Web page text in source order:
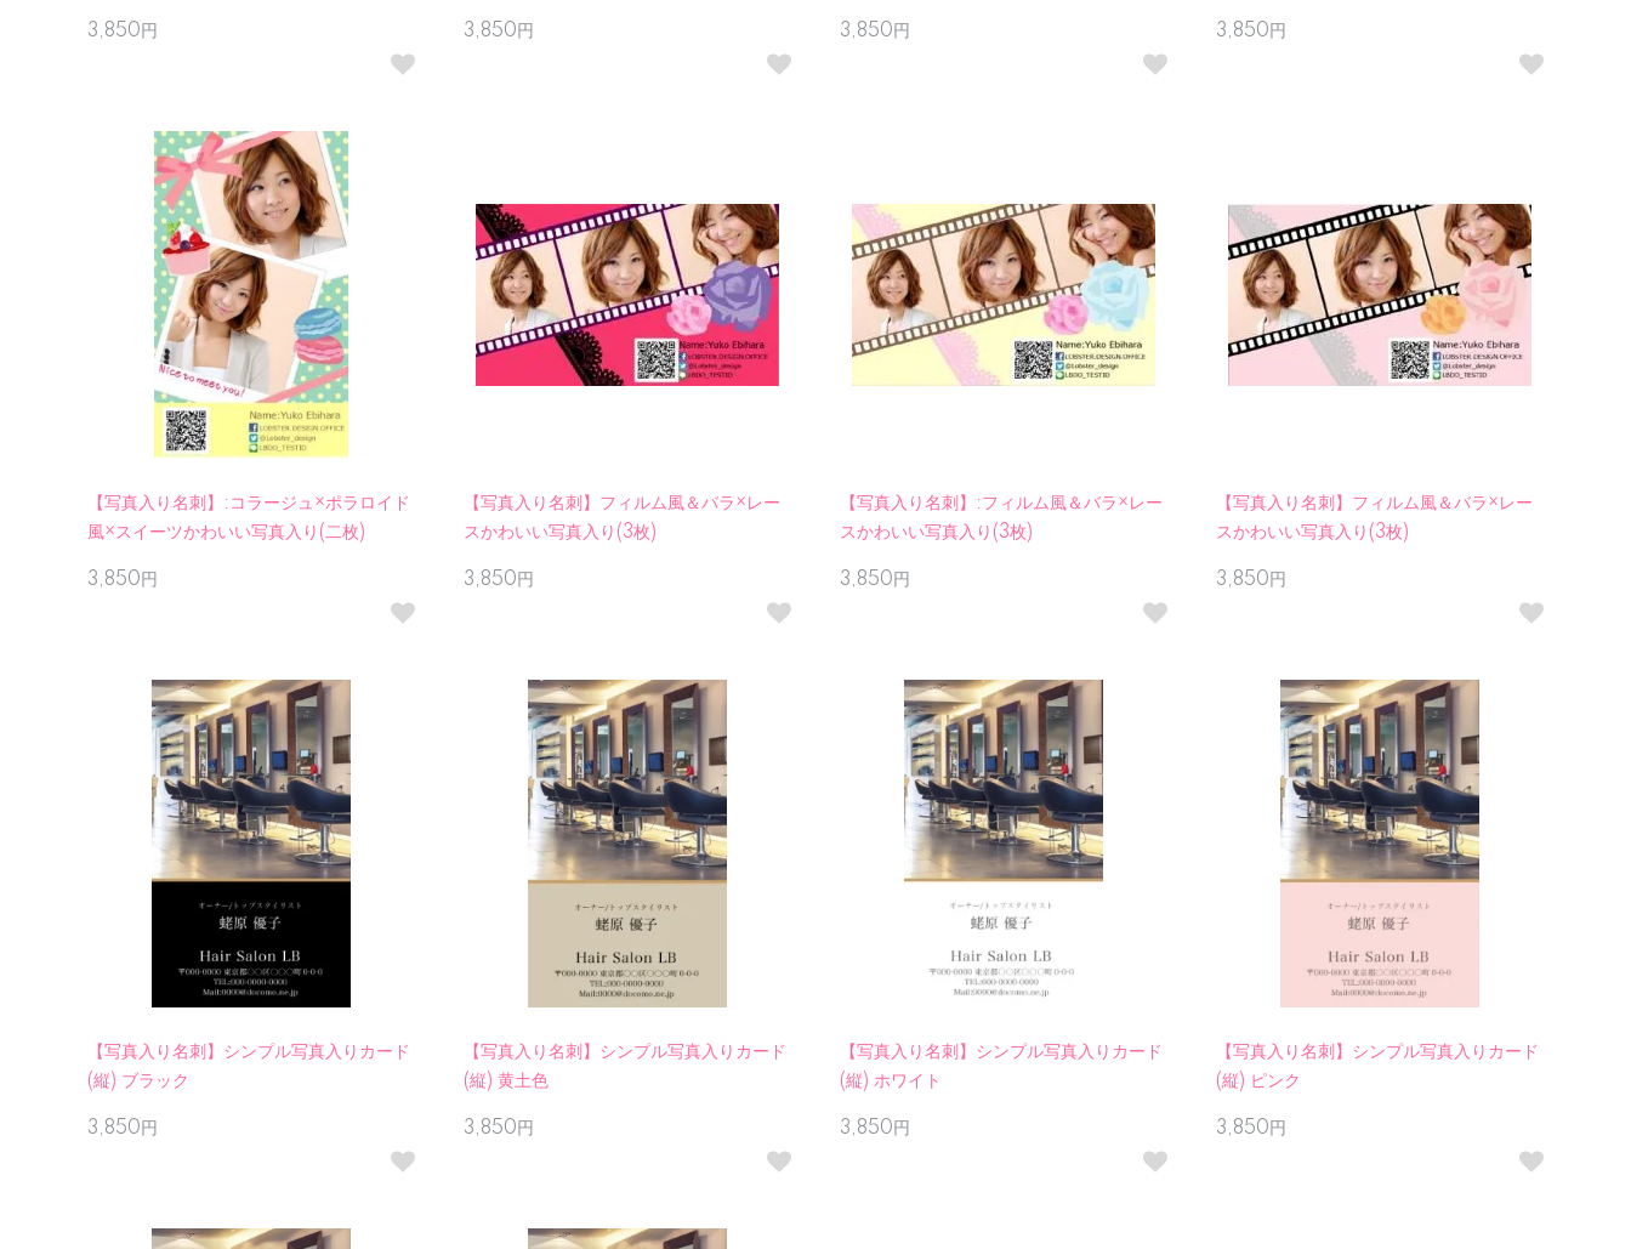
3,850円 3,850円 3,850円 3,850円
【写真入り名刺】:コラージュ×ポラロイド
風×スイーツかわいい写真入り(二枚)
3,850円
【写真入り名刺】フィルム風＆バラ×レー
スかわいい写真入り(3枚)
3,850円
【写真入り名刺】:フィルム風＆バラ×レー
スかわいい写真入り(3枚)
3,850円
【写真入り名刺】フィルム風＆バラ×レー
スかわいい写真入り(3枚)
3,850円
【写真入り名刺】シンプル写真入りカード
(縦) ブラック
3,850円
【写真入り名刺】シンプル写真入りカード
(縦) 黄土色
3,850円
【写真入り名刺】シンプル写真入りカード
(縦) ホワイト
3,850円
【写真入り名刺】シンプル写真入りカード
(縦) ピンク
3,850円